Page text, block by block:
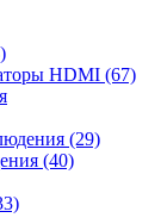
HDMI (67)
(29)
(40)